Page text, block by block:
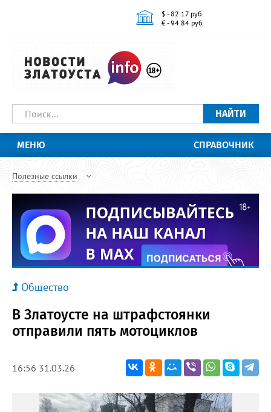
$ - 82.17 руб.
€ - 94.84 руб.
НАЙТИ
МЕНЮ СПРАВОЧНИК
Полезные ссылки
Общество
В Златоусте на штрафстоянки
отправили пять мотоциклов
16:56 31.03.26